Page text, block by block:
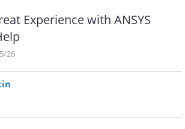
Experience with ANSYS
26